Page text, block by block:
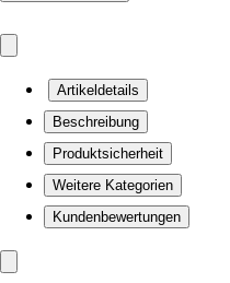
Artikeldetails
Beschreibung
Produktsicherheit
Weitere Kategorien
Kundenbewertungen